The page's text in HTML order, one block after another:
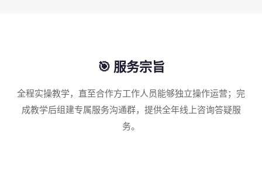
🎯 服务宗旨
全程实操教学，直至合作方工作人员能够独立操作运营；完
成教学后组建专属服务沟通群，提供全年线上咨询答疑服
务。